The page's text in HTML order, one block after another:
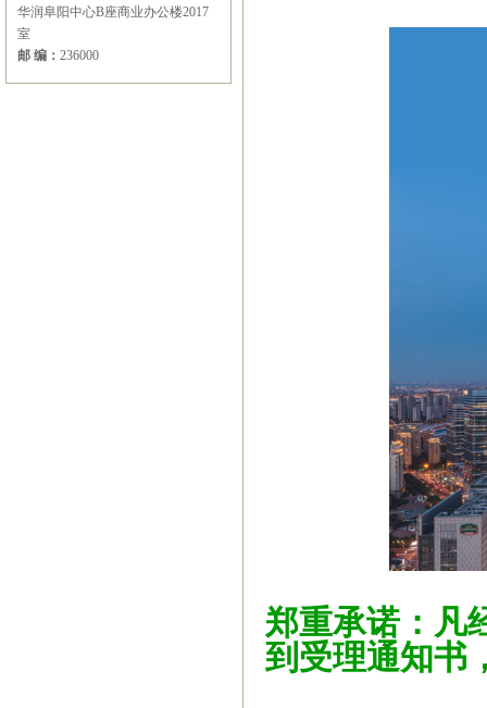
华润阜阳中心B座商业办公楼2017
室
邮 编： 236000
郑重承诺：凡
到受理通知书